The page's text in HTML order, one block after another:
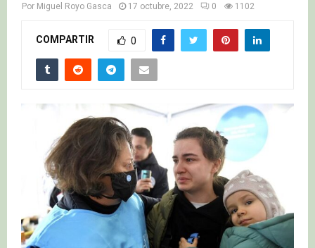
Por Miguel Royo Gasca 17 octubre, 2022 0 1102
COMPARTIR 0